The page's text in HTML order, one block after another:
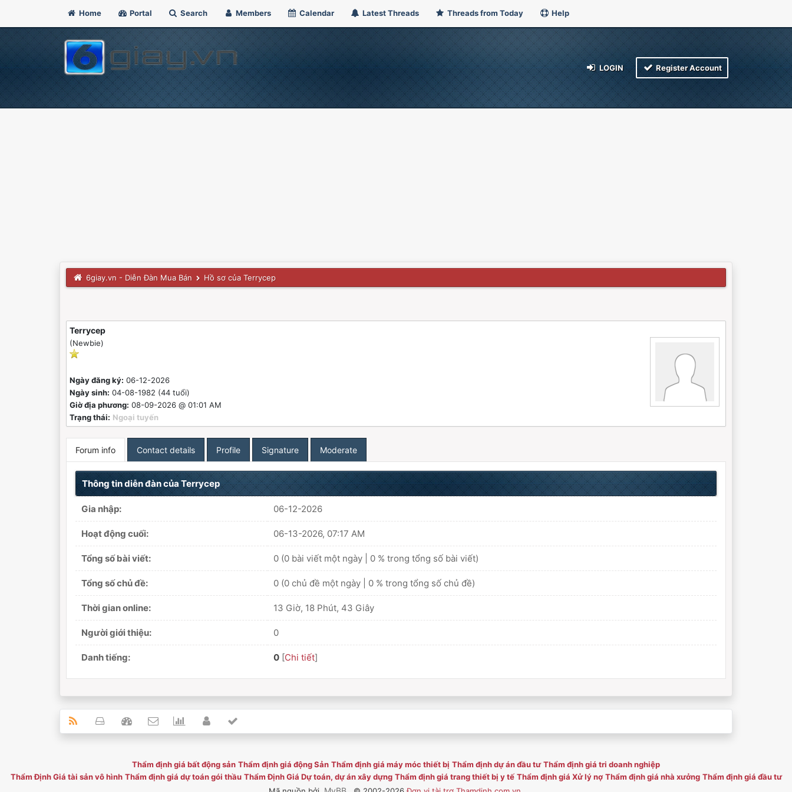
Home Portal Search Members Calendar Latest Threads Threads from Today Help
LOGIN Register Account
6giay.vn - Diễn Đàn Mua Bán Hồ sơ của Terrycep
Terrycep
(Newbie)
Ngày đăng ký: 06-12-2026
Ngày sinh: 04-08-1982 (44 tuổi)
Giờ địa phương: 08-09-2026 @ 01:01 AM
Trạng thái: Ngoại tuyến
Forum info Contact details Profile Signature Moderate
Thông tin diễn đàn của Terrycep
Gia nhập: 06-12-2026
Hoạt động cuối: 06-13-2026, 07:17 AM
Tổng số bài viết: 0 (0 bài viết một ngày | 0 % trong tổng số bài viết)
Tổng số chủ đề: 0 (0 chủ đề một ngày | 0 % trong tổng số chủ đề)
Thời gian online: 13 Giờ, 18 Phút, 43 Giây
Người giới thiệu: 0
Danh tiếng: 0 [Chi tiết]
Thẩm định giá bất động sản Thẩm định giá động Sản Thẩm định giá máy móc thiết bị Thẩm định dự án đầu tư Thẩm định giá tri doanh nghiệp
Thẩm Định Giá tài sản vô hình Thẩm định giá dự toán gói thầu Thẩm Định Giá Dự toán, dự án xây dựng Thẩm định giá trang thiết bị y tế Thẩm định giá Xử lý nợ Thẩm định giá nhà xưởng Thẩm định giá đầu tư